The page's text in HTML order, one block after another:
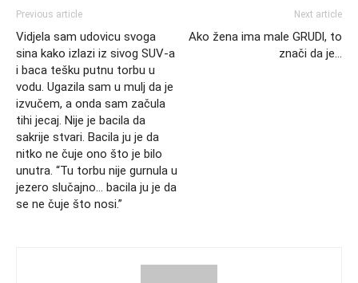
Previous article
Vidjela sam udovicu svoga
sina kako izlazi iz sivog SUV-a
i baca tešku putnu torbu u
vodu. Ugazila sam u mulj da je
izvučem, a onda sam začula
tihi jecaj. Nije je bacila da
sakrije stvari. Bacila ju je da
nitko ne čuje ono što je bilo
unutra. “Tu torbu nije gurnula u
jezero slučajno… bacila ju je da
se ne čuje što nosi.”
Next article
Ako žena ima male GRUDl, to
znači da je…